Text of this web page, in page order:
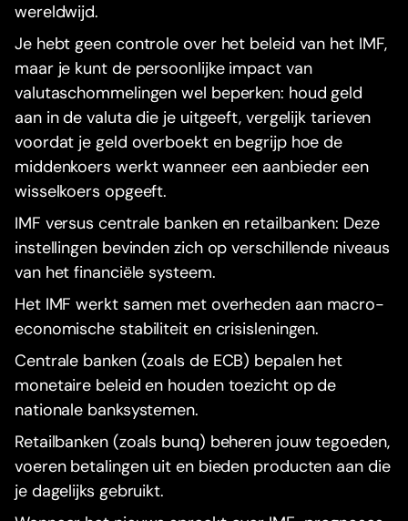
wereldwijd.
Je hebt geen controle over het beleid van het IMF,
maar je kunt de persoonlijke impact van
valutaschommelingen wel beperken: houd geld
aan in de valuta die je uitgeeft, vergelijk tarieven
voordat je geld overboekt en begrijp hoe de
middenkoers werkt wanneer een aanbieder een
wisselkoers opgeeft.
IMF versus centrale banken en retailbanken: Deze
instellingen bevinden zich op verschillende niveaus
van het financiële systeem.
Het IMF werkt samen met overheden aan macro-
economische stabiliteit en crisisleningen.
Centrale banken (zoals de ECB) bepalen het
monetaire beleid en houden toezicht op de
nationale banksystemen.
Retailbanken (zoals bunq) beheren jouw tegoeden,
voeren betalingen uit en bieden producten aan die
je dagelijks gebruikt.